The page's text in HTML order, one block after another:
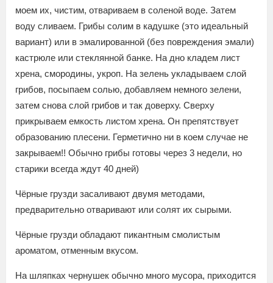
моем их, чистим, отвариваем в соленой воде. Затем
воду сливаем. Грибы солим в кадушке (это идеальный
вариант) или в эмалированной (без повреждения эмали)
кастрюле или стеклянной банке. На дно кладем лист
хрена, смородины, укроп. На зелень укладываем слой
грибов, посыпаем солью, добавляем немного зелени,
затем снова слой грибов и так доверху. Сверху
прикрываем емкость листом хрена. Он препятствует
образованию плесени. Герметично ни в коем случае не
закрываем!! Обычно грибы готовы через 3 недели, но
старики всегда ждут 40 дней)
Чёрные грузди засаливают двумя методами,
предварительно отваривают или солят их сырыми.
Чёрные грузди обладают пикантным смолистым
ароматом, отменным вкусом.
На шляпках чернушек обычно много мусора, приходится